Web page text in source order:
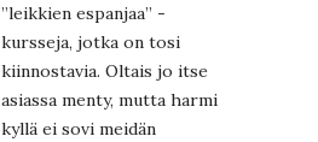
”leikkien espanjaa” -
kursseja, jotka on tosi
kiinnostavia. Oltais jo itse
asiassa menty, mutta harmi
kyllä ei sovi meidän